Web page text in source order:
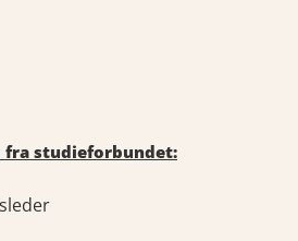
fra studieforbundet: